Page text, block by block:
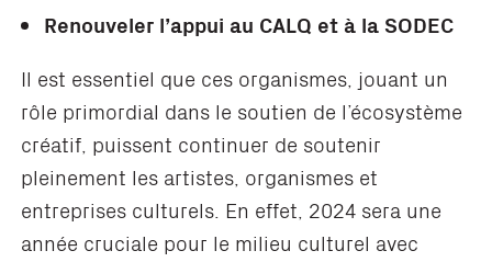
Renouveler l’appui au CALQ et à la SODEC
Il est essentiel que ces organismes, jouant un
rôle primordial dans le soutien de l’écosystème
créatif, puissent continuer de soutenir
pleinement les artistes, organismes et
entreprises culturels. En effet, 2024 sera une
année cruciale pour le milieu culturel avec